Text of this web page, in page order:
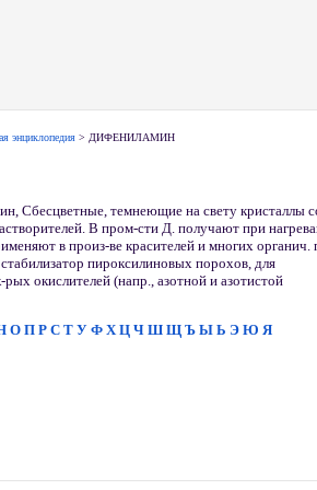
энциклопедия > ДИФЕНИЛАМИН
Сбесцветные, темнеющие на свету кристаллы
В пром-сти Д. получают при
в произ-ве красителей и многих органич.
пироксилиновых порохов, для
окислителей (напр., азотной и азотистой
О П Р С Т У Ф Х Ц Ч Ш Щ Ъ Ы Ь Э Ю Я